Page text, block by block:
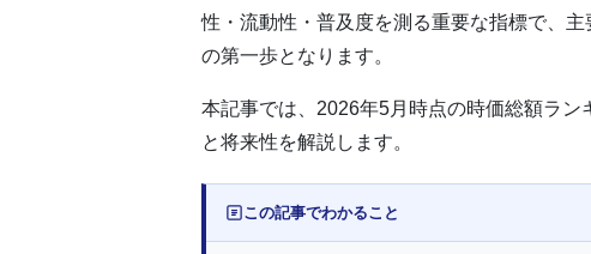
性・流動性・普及度を測る重要な指標で、
の第一歩となります。
本記事では、2026年5月時点の時価総額ラ
と将来性を解説します。
この記事でわかること